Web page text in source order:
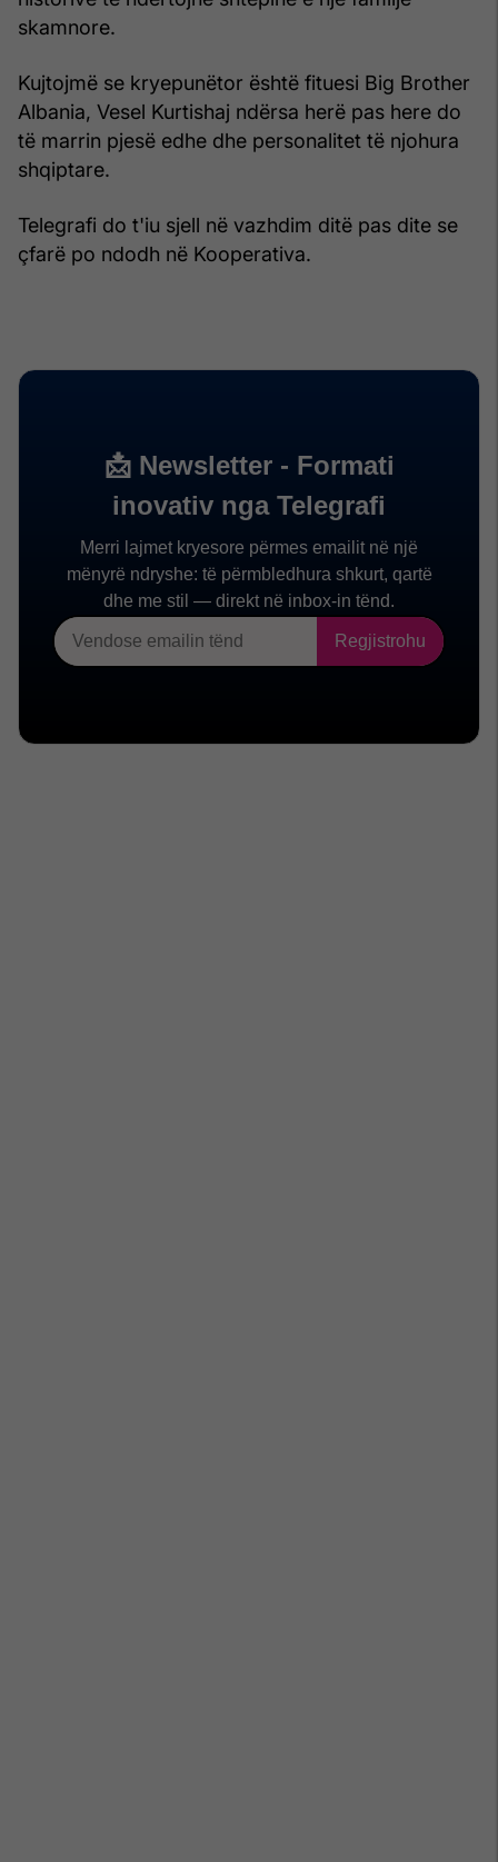
skamnore.
Kujtojmë se kryepunëtor është fituesi Big Brother
Albania, Vesel Kurtishaj ndërsa herë pas here do
të marrin pjesë edhe dhe personalitet të njohura
shqiptare.
Telegrafi do t'iu sjell në vazhdim ditë pas dite se
çfarë po ndodh në Kooperativa.